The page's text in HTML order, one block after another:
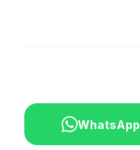
WhatsApp